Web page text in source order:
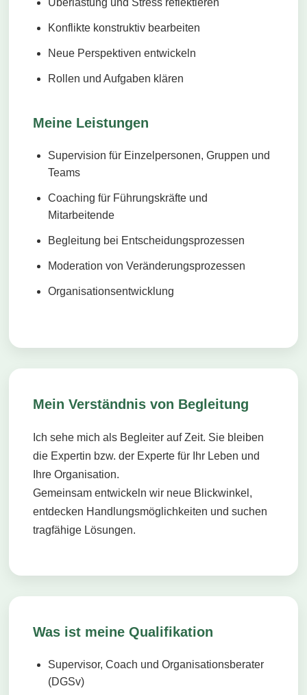
Konflikte konstruktiv bearbeiten
Neue Perspektiven entwickeln
Rollen und Aufgaben klären
Meine Leistungen
Supervision für Einzelpersonen, Gruppen und
Teams
Coaching für Führungskräfte und
Mitarbeitende
Begleitung bei Entscheidungsprozessen
Moderation von Veränderungsprozessen
Organisationsentwicklung
Mein Verständnis von Begleitung
Ich sehe mich als Begleiter auf Zeit. Sie bleiben
die Expertin bzw. der Experte für Ihr Leben und
Ihre Organisation.
Gemeinsam entwickeln wir neue Blickwinkel,
entdecken Handlungsmöglichkeiten und suchen
tragfähige Lösungen.
Was ist meine Qualifikation
Supervisor, Coach und Organisationsberater
(DGSv)